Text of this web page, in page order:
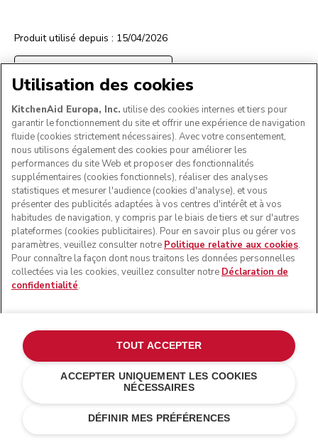
€ 119,00
Économies de coûts€ 35,70
Utilisation des cookies
KitchenAid Europa, Inc. utilise des cookies internes et tiers pour
garantir le fonctionnement du site et offrir une expérience de navigation
fluide (cookies strictement nécessaires). Avec votre consentement,
nous utilisons également des cookies pour améliorer les
performances du site Web et proposer des fonctionnalités
supplémentaires (cookies fonctionnels), réaliser des analyses
statistiques et mesurer l'audience (cookies d'analyse), et vous
présenter des publicités adaptées à vos centres d'intérêt et à vos
habitudes de navigation, y compris par le biais de tiers et sur d'autres
plateformes (cookies publicitaires). Pour en savoir plus ou gérer vos
paramètres, veuillez consulter notre Politique relative aux cookies.
Pour connaître la façon dont nous traitons les données personnelles
collectées via les cookies, veuillez consulter notre Déclaration de
confidentialité.
DÉFINIR MES PRÉFÉRENCES
ACCEPTER UNIQUEMENT LES COOKIES
NÉCESSAIRES
TOUT ACCEPTER